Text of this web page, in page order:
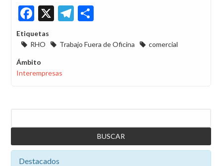
Facebook
X Telegram
Etiquetas
RHO
Trabajo Fuera de Oficina comercial
Ámbito
Interempresas
Destacados